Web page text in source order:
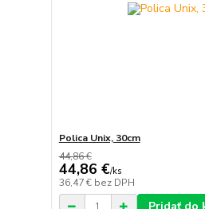
Polica Unix, 30cm
44,86 €
44,86 €/ks
36,47 € bez DPH